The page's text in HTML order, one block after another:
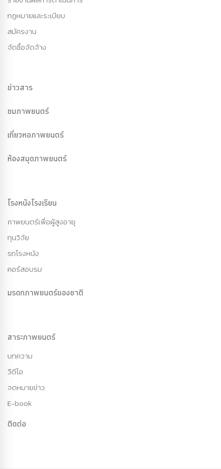
กฏหมายและระเบียบ
สมัครงาน
จัดซื้อจัดจ้าง
ข่าวสาร
ชมภาพยนตร์
เที่ยวหอภาพยนตร์
ห้องสมุดภาพยนตร์
โรงหนังโรงเรียน
ภาพยนตร์เพื่อผู้สูงอายุ
ทุนวิจัย
รถโรงหนัง
คอร์สอบรม
มรดกภาพยนตร์ของชาติ
สาระภาพยนตร์
บทความ
วีดีโอ
จดหมายข่าว
E-book
ติดต่อ